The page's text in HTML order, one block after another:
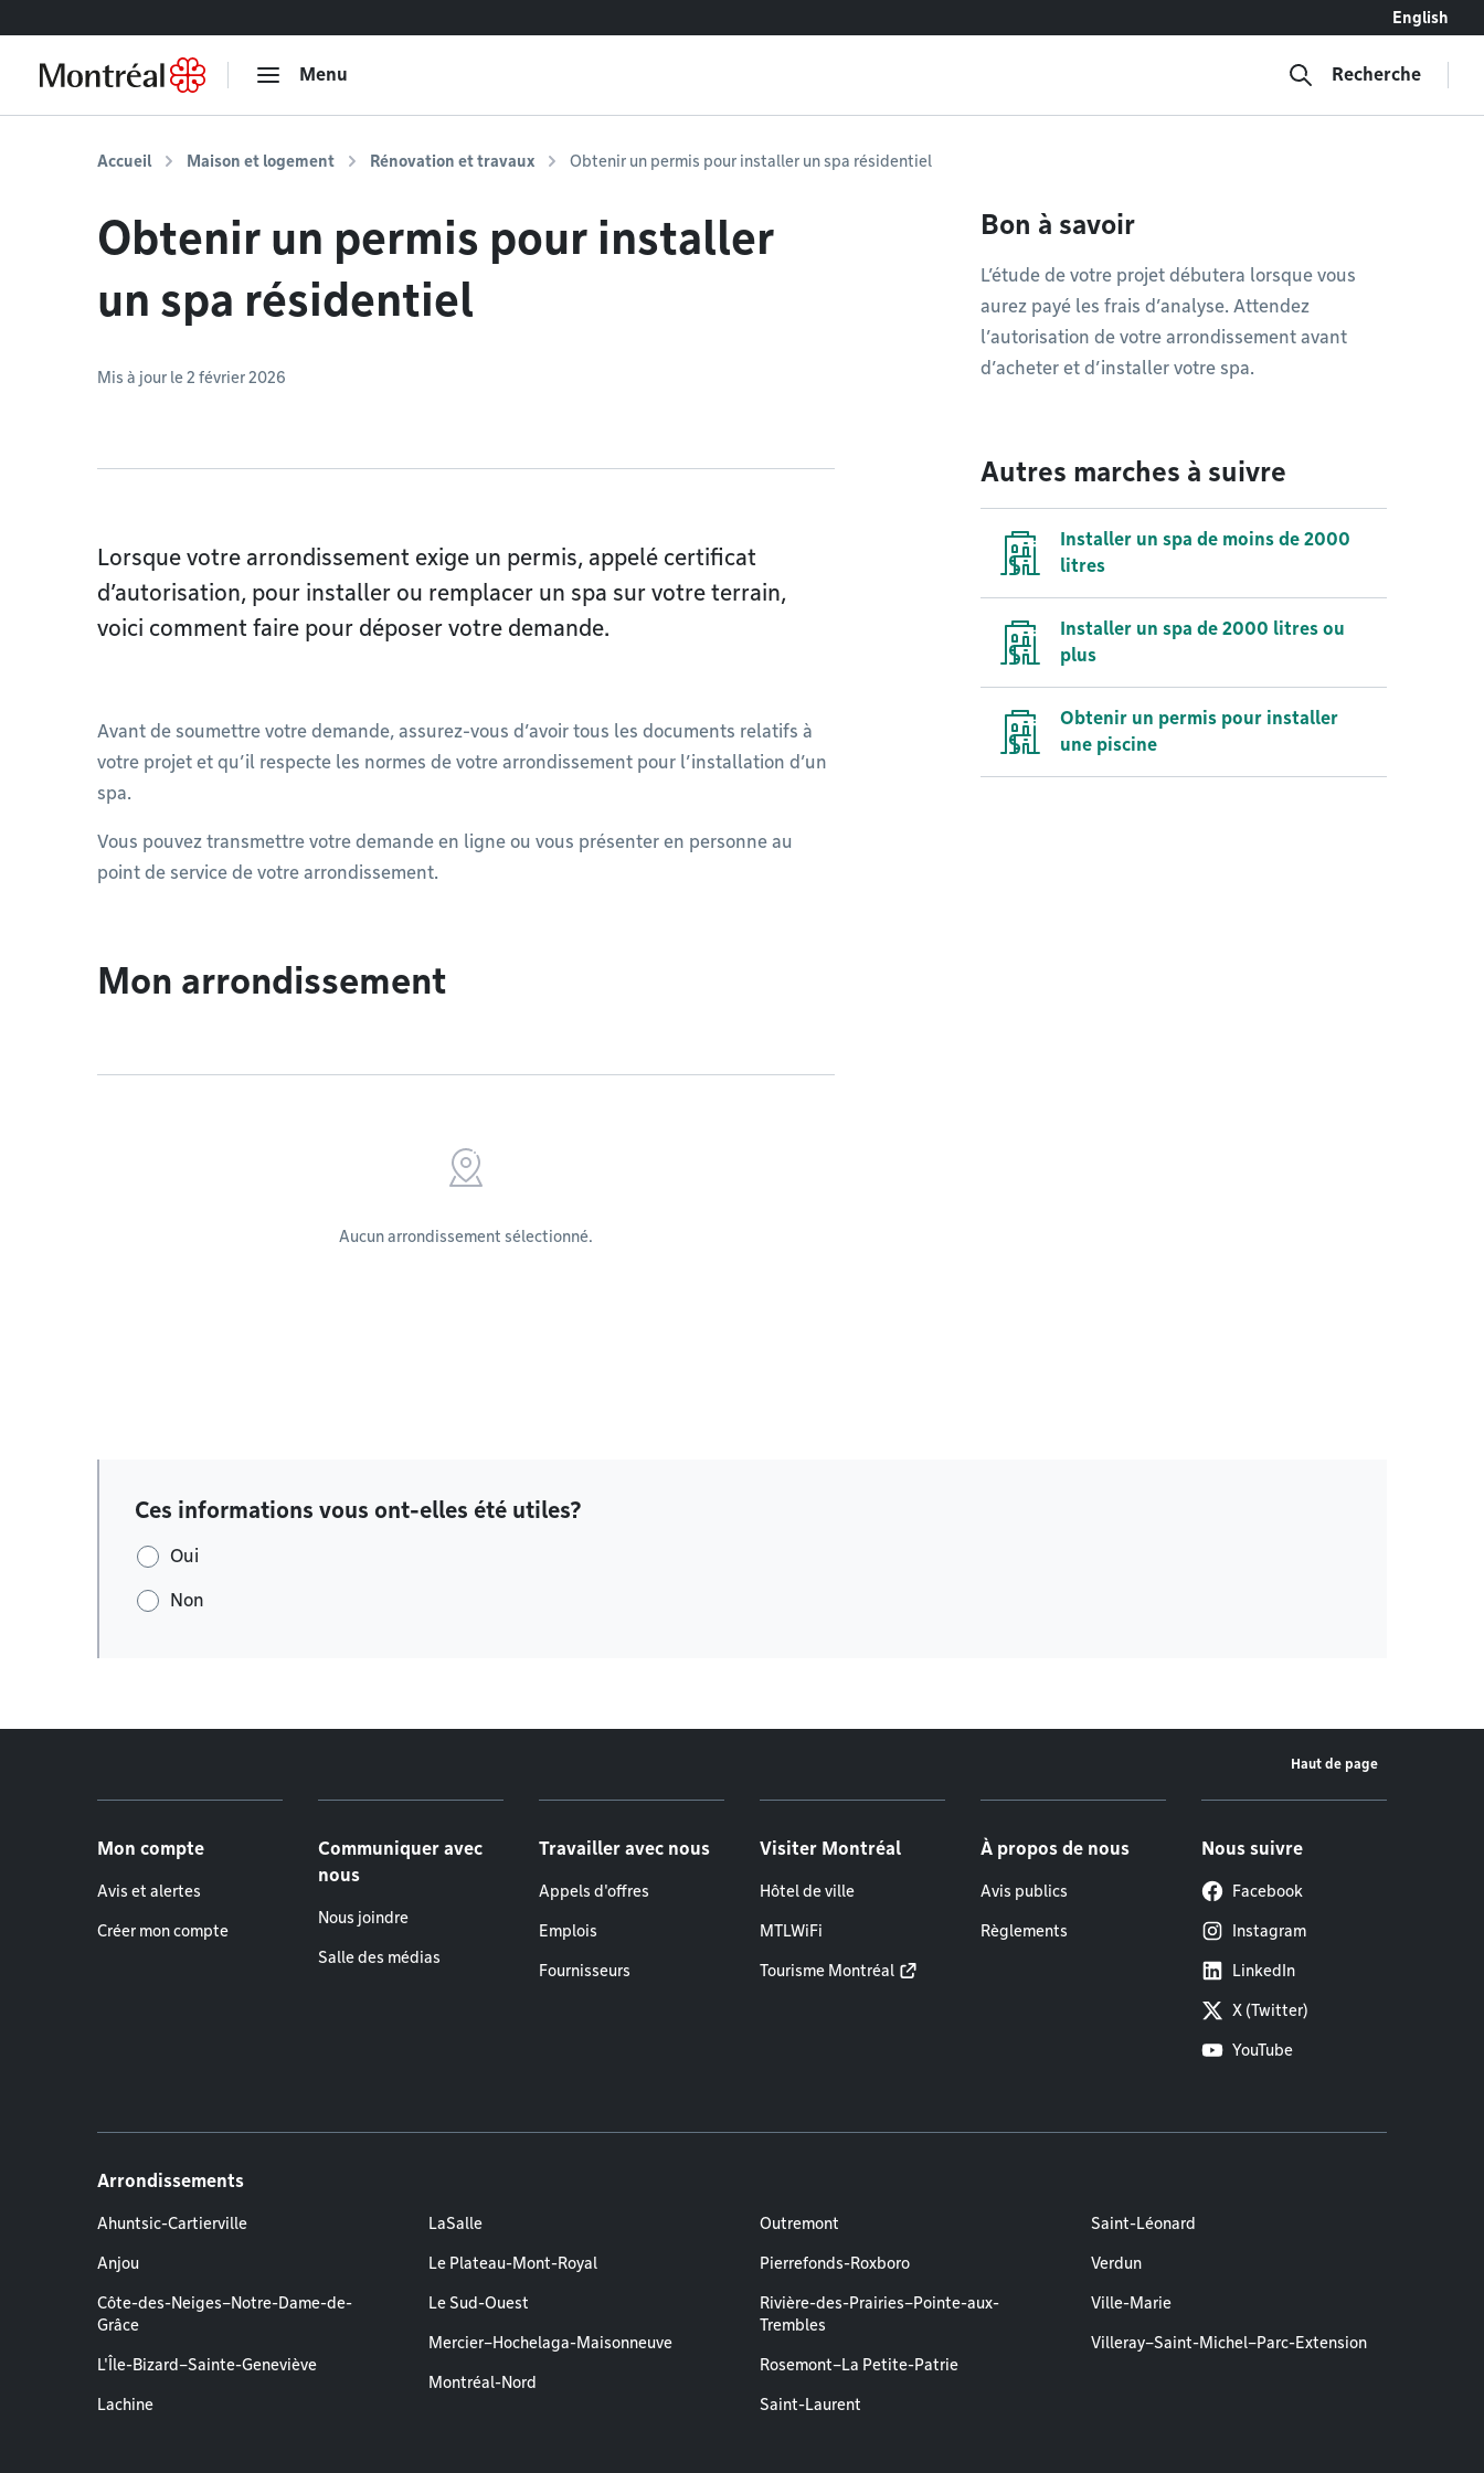
English
Menu Recherche
Accueil Maison et logement Rénovation et travaux Obtenir un permis pour installer un spa résidentiel
Obtenir un permis pour installer
un spa résidentiel
Mis à jour le 2 février 2026
Lorsque votre arrondissement exige un permis, appelé certificat
d’autorisation, pour installer ou remplacer un spa sur votre terrain,
voici comment faire pour déposer votre demande.
Avant de soumettre votre demande, assurez-vous d’avoir tous les documents relatifs à
votre projet et qu’il respecte les normes de votre arrondissement pour l’installation d’un
spa.
Vous pouvez transmettre votre demande en ligne ou vous présenter en personne au
point de service de votre arrondissement.
Mon arrondissement
Aucun arrondissement sélectionné.
Bon à savoir
L’étude de votre projet débutera lorsque vous
aurez payé les frais d’analyse. Attendez
l’autorisation de votre arrondissement avant
d’acheter et d’installer votre spa.
Autres marches à suivre
Installer un spa de moins de 2000
litres
Installer un spa de 2000 litres ou
plus
Obtenir un permis pour installer
une piscine
Ces informations vous ont-elles été utiles?
Oui
Non
Haut de page
Mon compte
Avis et alertes
Créer mon compte
Communiquer avec
nous
Nous joindre
Salle des médias
Travailler avec nous
Appels d'offres
Emplois
Fournisseurs
Visiter Montréal
Hôtel de ville
MTLWiFi
Tourisme Montréal
À propos de nous
Avis publics
Règlements
Nous suivre
Facebook
Instagram
LinkedIn
X (Twitter)
YouTube
Arrondissements
Ahuntsic-Cartierville
Anjou
Côte-des-Neiges–Notre-Dame-de-
Grâce
L'Île-Bizard–Sainte-Geneviève
Lachine
LaSalle
Le Plateau-Mont-Royal
Le Sud-Ouest
Mercier–Hochelaga-Maisonneuve
Montréal-Nord
Outremont
Pierrefonds-Roxboro
Rivière-des-Prairies–Pointe-aux-
Trembles
Rosemont–La Petite-Patrie
Saint-Laurent
Saint-Léonard
Verdun
Ville-Marie
Villeray–Saint-Michel–Parc-Extension